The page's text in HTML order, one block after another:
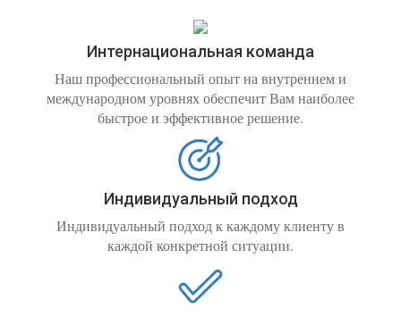
Интернациональная команда
Наш профессиональный опыт на внутреннем и
международном уровнях обеспечит Вам наиболее
быстрое и эффективное решение.
Индивидуальный подход
Индивидуальный подход к каждому клиенту в
каждой конкретной ситуации.